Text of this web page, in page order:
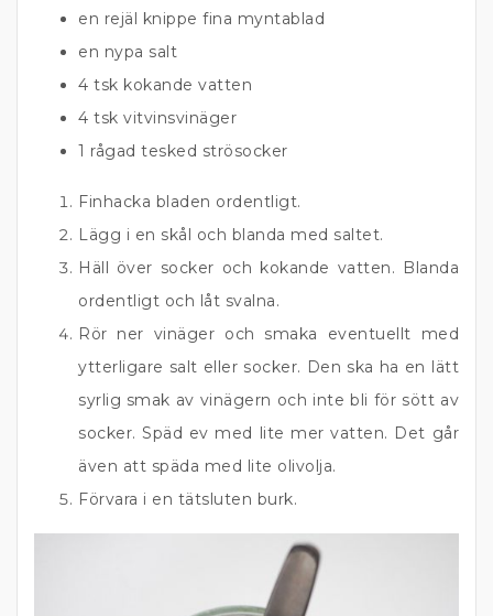
en rejäl knippe fina myntablad
en nypa salt
4 tsk kokande vatten
4 tsk vitvinsvinäger
1 rågad tesked strösocker
Finhacka bladen ordentligt.
Lägg i en skål och blanda med saltet.
Häll över socker och kokande vatten. Blanda
ordentligt och låt svalna.
Rör ner vinäger och smaka eventuellt med
ytterligare salt eller socker. Den ska ha en lätt
syrlig smak av vinägern och inte bli för sött av
socker. Späd ev med lite mer vatten. Det går
även att späda med lite olivolja.
Förvara i en tätsluten burk.